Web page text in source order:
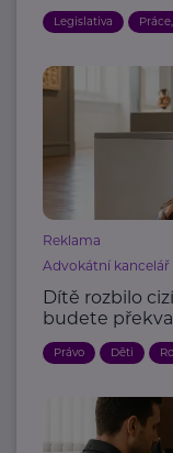
Legislativa
Reklama
Advokátní kancelář
Dítě rozbilo
budete
Právo Děti